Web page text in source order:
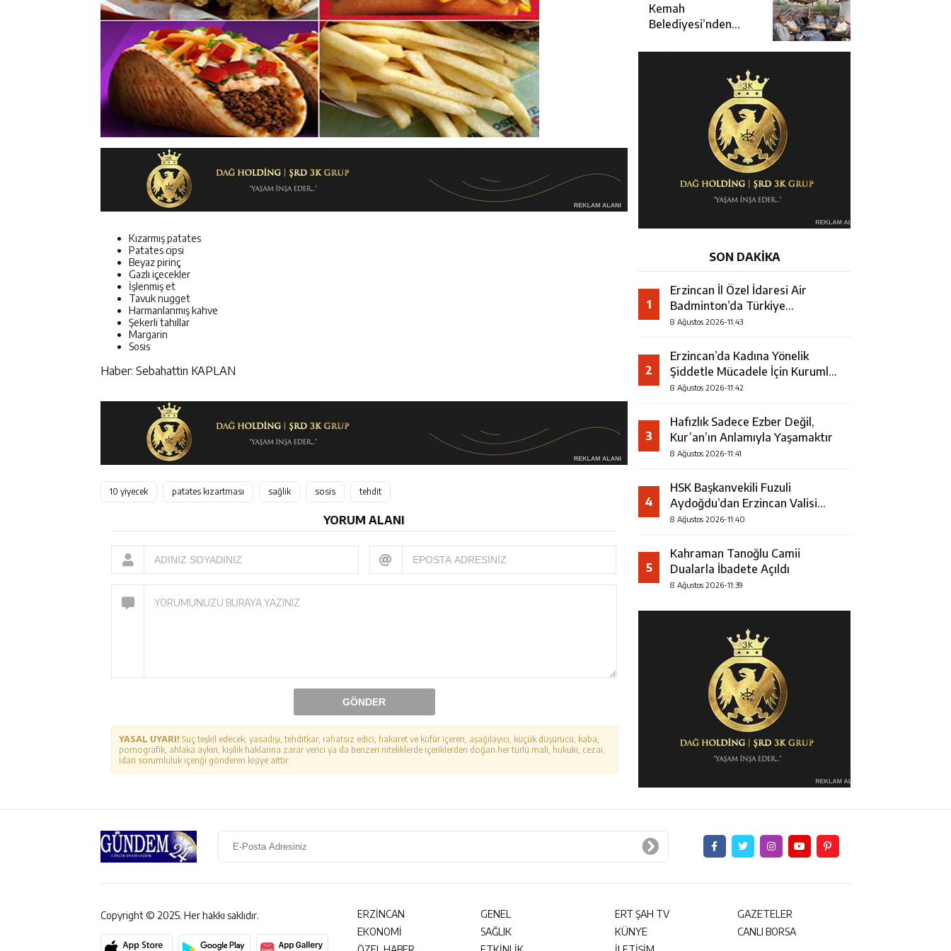
Kızarmış patates
Patates cipsi
Beyaz pirinç
Gazlı içecekler
İşlenmiş et
Tavuk nugget
Harmanlanmış kahve
Şekerli tahıllar
Margarin
Sosis
Haber: Sebahattin KAPLAN
10 yiyecek patates kızartması sağlik sosis tehdit
YORUM ALANI
GÖNDER
YASAL UYARI! Suç teşkil edecek, yasadışı, tehditkar, rahatsız edici, hakaret ve küfür içeren, aşağılayıcı, küçük düşürücü, kaba,
pornografik, ahlaka aykırı, kişilik haklarına zarar verici ya da benzeri niteliklerde içeriklerden doğan her türlü mali, hukuki, cezai,
idari sorumluluk içeriği gönderen kişiye aittir.
Kemah
Belediyesi’nden
Mahallesi’nde
SON DAKİKA
1
Erzincan İl Özel İdaresi Air
Badminton’da Türkiye
Şampiyonu Oldu
8 Ağustos 2026-11:43
2
Erzincan’da Kadına Yönelik
Şiddetle Mücadele İçin Kurumlar
Bir Araya Geldi
8 Ağustos 2026-11:42
3
Hafızlık Sadece Ezber Değil,
Kur’an’ın Anlamıyla Yaşamaktır
8 Ağustos 2026-11:41
4
HSK Başkanvekili Fuzuli
Aydoğdu’dan Erzincan Valisi
Hamza Aydoğdu’ya Ziyaret
8 Ağustos 2026-11:40
5
Kahraman Tanoğlu Camii
Dualarla İbadete Açıldı
8 Ağustos 2026-11:39
Copyright © 2025. Her hakkı saklıdır. ERZİNCAN
GENEL
EKONOMİ
SAĞLIK
ERT ŞAH TV
GAZETELER
KÜNYE
CANLI BORSA